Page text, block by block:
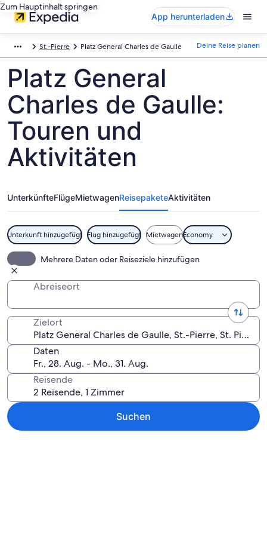
Zum Hauptinhalt springen
App herunterladen
St.-Pierre Platz General Charles de Gaulle Deine Reise planen
Platz General
Charles de Gaulle:
Touren und
Aktivitäten
UnterkünfteFlügeMietwagenReisepaketeAktivitäten
Unterkunft hinzugefügt Flug hinzugefügt MietwagenEconomy
Mehrere Daten oder Reiseziele hinzufügen
Abreiseort
Zielort
Daten
Reisende
Suchen